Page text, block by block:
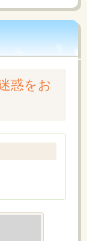
惑をお